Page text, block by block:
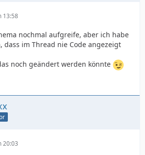
13:58
nochmal aufgreife, aber ich habe
dass im Thread nie Code angezeigt
noch geändert werden könnte
20:03